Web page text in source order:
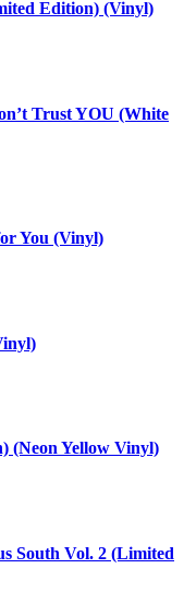
Edition) (Vinyl)
Trust YOU (White
You (Vinyl)
(Neon Yellow Vinyl)
South Vol. 2 (Limited